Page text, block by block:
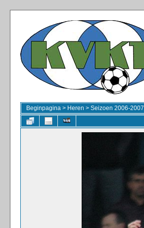
Beginpagina > Heren > Seizoen 2006-2007